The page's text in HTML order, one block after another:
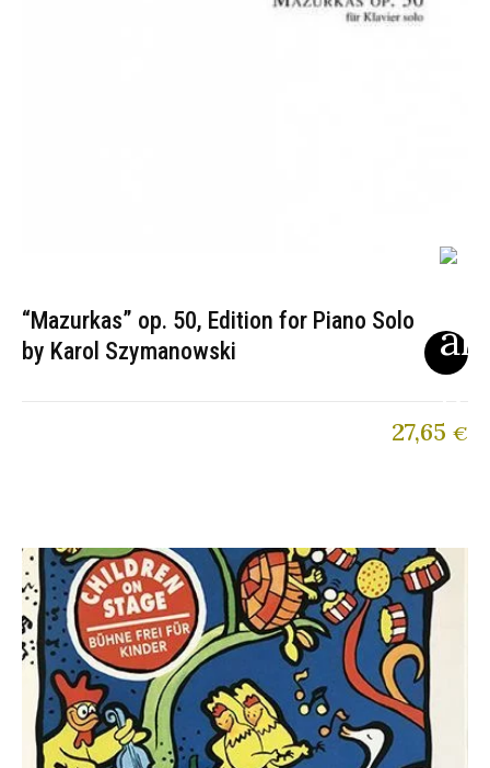
“Mazurkas” op. 50, Edition for Piano Solo
by Karol Szymanowski
27,65 €